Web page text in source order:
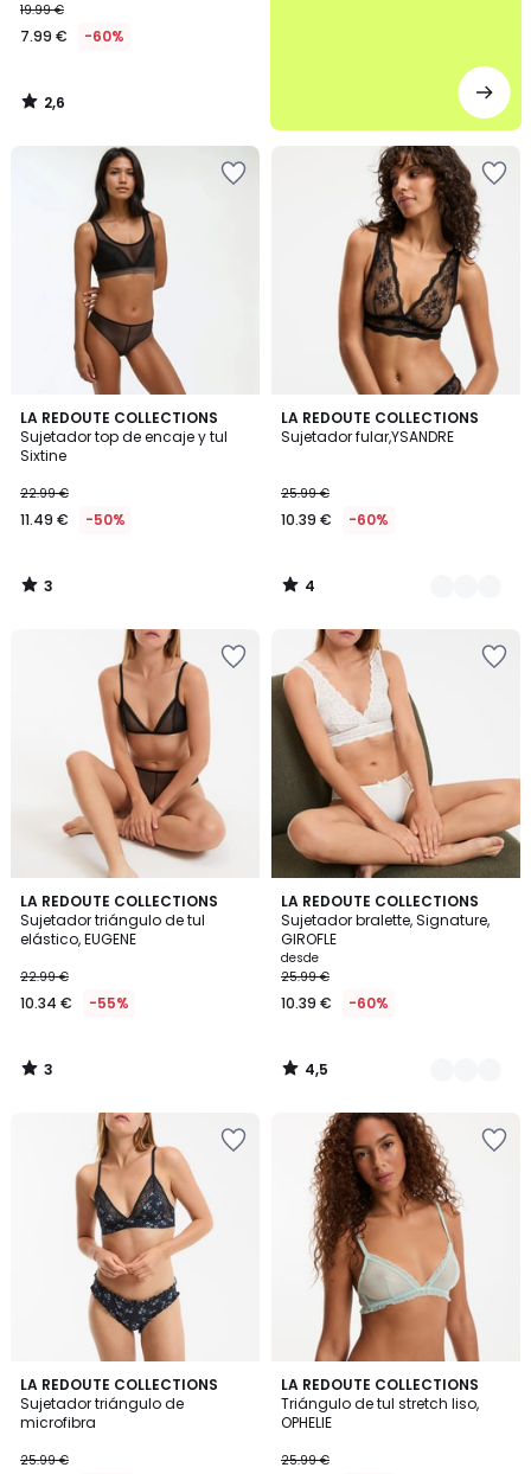
19.99 €
7.99 € -60%
2,6
/
LA REDOUTE COLLECTIONS
Sujetador top de encaje y tul
Sixtine
22.99 €
11.49 € -50%
3
/
5
3
/
LA REDOUTE COLLECTIONS
Sujetador fular,YSANDRE
25.99 €
10.39 € -60%
4
/
3
Colores
4
/
LA REDOUTE COLLECTIONS
Sujetador triángulo de tul
elástico, EUGENE
22.99 €
10.34 € -55%
3
/
5
3
/
LA REDOUTE COLLECTIONS
Sujetador bralette, Signature,
GIROFLE
desde
25.99 €
10.39 € -60%
4,5
/ 5
3
Colores
4,5
/
LA REDOUTE COLLECTIONS
Sujetador triángulo de
microfibra
25.99 €
LA REDOUTE COLLECTIONS
Triángulo de tul stretch liso,
OPHELIE
25.99 €
4
/
5